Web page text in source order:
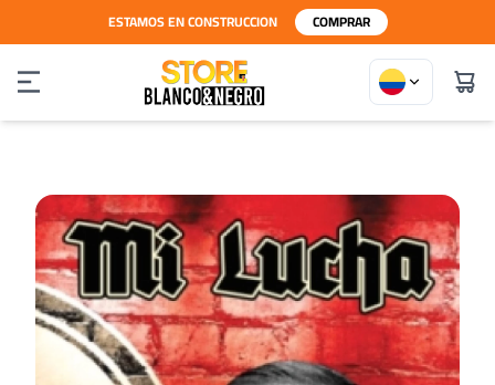
ESTAMOS EN CONSTRUCCION COMPRAR